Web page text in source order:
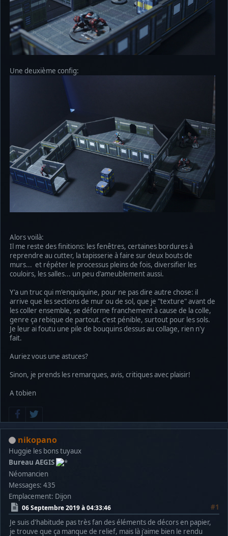
Une deuxième config:
Alors voilà:
Il me reste des finitions: les fenêtres, certaines bordures à
reprendre au cutter, la tapisserie à faire sur deux bouts de
murs... et répéter le processus pleins de fois, diversifier les
couloirs, les salles... un peu d'ameublement aussi.
Y'a un truc qui m'enquiquine, pour ne pas dire autre chose: il
arrive que les sections de mur ou de sol, que je "texture" avant de
les coller ensemble, se déforme franchement à cause de la colle,
genre ça rebique de partout. c'est pénible, surtout pour les sols.
Je leur ai foutu une pile de bouquins dessus au collage, rien n'y
fait.
Auriez vous une astuces?
Sinon, je prends les remarques, avis, critiques avec plaisir!
A tobien
nikopano
Huggie les bons tuyaux
Bureau AEGIS
Néomancien
Messages: 435
Emplacement: Dijon
06 Septembre 2019 à 04:33:46
#1
Je suis d'habitude pas très fan des éléments de décors en papier,
je trouve que ça manque de relief, mais là j'aime bien le rendu